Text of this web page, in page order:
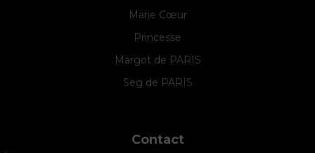
Marie Cœur
Princesse
Margot de PARIS
Seg de PARIS
Contact